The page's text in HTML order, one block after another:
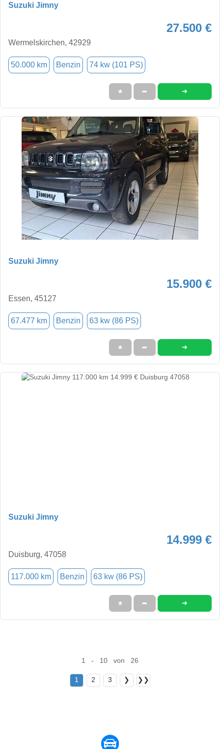
Suzuki Jimny
27.500 €
Wermelskirchen, 42929
50.000 km Benzin 74 kw (101 PS)
★ ➦ ➜
Suzuki Jimny
15.900 €
Essen, 45127
67.477 km Benzin 63 kw (86 PS)
★ ➦ ➜
Suzuki Jimny
14.999 €
Duisburg, 47058
117.000 km Benzin 63 kw (86 PS)
★ ➦ ➜
1 - 10 von 26
1 2 3 ❯ ❯❯